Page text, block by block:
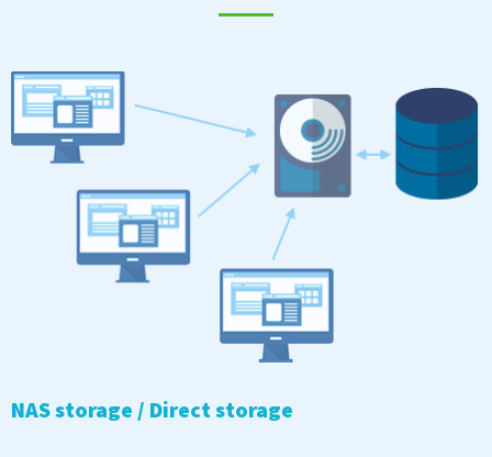
NAS storage / Direct storage